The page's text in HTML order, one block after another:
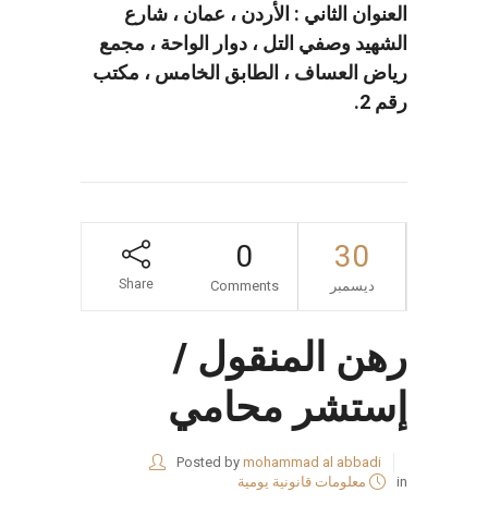
العنوان الثاني : الأردن ، عمان ، شارع
الشهيد وصفي التل ، دوار الواحة ، مجمع
رياض العساف ، الطابق الخامس ، مكتب
رقم 2.
30
ديسمبر
0
Comments
Share
رهن المنقول /
إستشر محامي
Posted by mohammad al abbadi
in
معلومات قانونية يومية